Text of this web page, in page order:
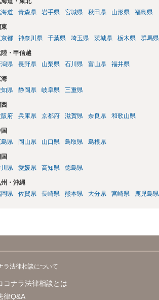
道
青森県 岩手県 宮城県 秋田県 山形県 福島県
東
都
神奈川県 千葉県 埼玉県 茨城県 栃木県 群馬県
・甲信越
県
長野県 山梨県 石川県 富山県 福井県
県
静岡県 岐阜県 三重県
西
府
兵庫県 京都府 滋賀県 奈良県 和歌山県
島県
岡山県 山口県 鳥取県 島根県
県
愛媛県 高知県 徳島県
州・沖縄
県
佐賀県 長崎県 熊本県 大分県 宮崎県 鹿児島県
ラ法律相談について
コナラ法律相談とは
律Q&A